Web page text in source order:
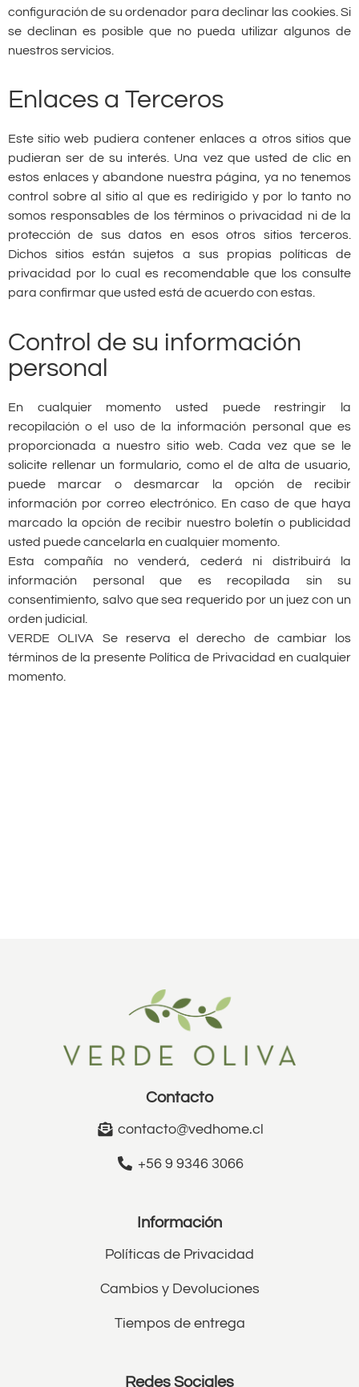
configuración de su ordenador para declinar las cookies. Si
se declinan es posible que no pueda utilizar algunos de
nuestros servicios.
Enlaces a Terceros
Este sitio web pudiera contener enlaces a otros sitios que
pudieran ser de su interés. Una vez que usted de clic en
estos enlaces y abandone nuestra página, ya no tenemos
control sobre al sitio al que es redirigido y por lo tanto no
somos responsables de los términos o privacidad ni de la
protección de sus datos en esos otros sitios terceros.
Dichos sitios están sujetos a sus propias políticas de
privacidad por lo cual es recomendable que los consulte
para confirmar que usted está de acuerdo con estas.
Control de su información
personal
En cualquier momento usted puede restringir la
recopilación o el uso de la información personal que es
proporcionada a nuestro sitio web. Cada vez que se le
solicite rellenar un formulario, como el de alta de usuario,
puede marcar o desmarcar la opción de recibir
información por correo electrónico. En caso de que haya
marcado la opción de recibir nuestro boletín o publicidad
usted puede cancelarla en cualquier momento.
Esta compañía no venderá, cederá ni distribuirá la
información personal que es recopilada sin su
consentimiento, salvo que sea requerido por un juez con un
orden judicial.
VERDE OLIVA Se reserva el derecho de cambiar los
términos de la presente Política de Privacidad en cualquier
momento.
Contacto
contacto@vedhome.cl
+56 9 9346 3066
Información
Políticas de Privacidad
Cambios y Devoluciones
Tiempos de entrega
Redes Sociales